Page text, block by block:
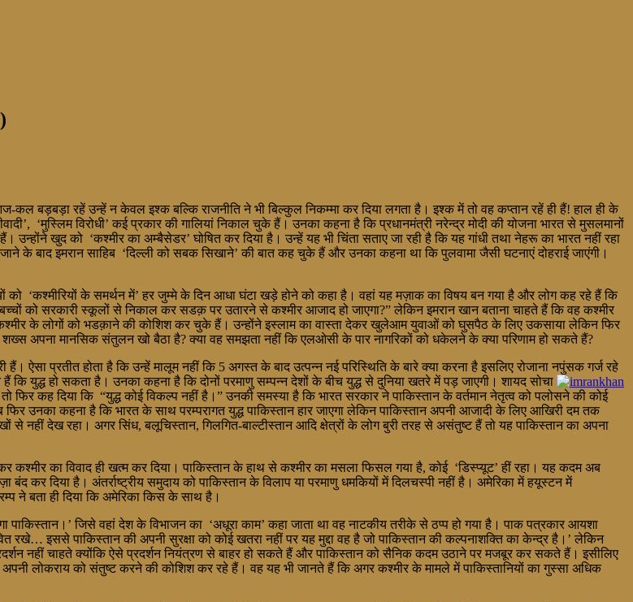
बड़बड़ा रहें उन्हें न केवल इश्क बल्कि राजनीति ने भी बिल्कुल निकम्मा कर दिया लगता है। इश्क में तो वह कप्तान रहें ही हैं! हाल ही के
‘मुस्लिम विरोधी’ कई प्रकार की गालियां निकाल चुके हैं। उनका कहना है कि प्रधानमंत्री नरेन्द्र मोदी की योजना भारत से मुसलमानों
खुद को ‘कश्मीर का अम्बैसेडर’ घोषित कर दिया है। उन्हें यह भी चिंता सताए जा रही है कि यह गांधी तथा नेहरू का भारत नहीं रहा
के बाद इमरान साहिब ‘दिल्ली को सबक सिखाने’ की बात कह चुके हैं और उनका कहना था कि पुलवामा जैसी घटनाएं दोहराई जाएंगी।
को ‘कश्मीरियों के समर्थन में’ हर जुम्मे के दिन आधा घंटा खड़े होने को कहा है। वहां यह मज़ाक का विषय बन गया है और लोग कह रहे हैं कि
को सरकारी स्कूलों से निकाल कर सडक़ पर उतारने से कश्मीर आजाद हो जाएगा?” लेकिन इमरान खान बताना चाहते हैं कि वह कश्मीर
के लोगों को भडक़ाने की कोशिश कर चुके हैं। उन्होंने इस्लाम का वास्ता देकर खुलेआम युवाओं को घुसपैठ के लिए उकसाया लेकिन फिर
अपना मानसिक संतुलन खो बैठा है? क्या वह समझता नहीं कि एलओसी के पार नागरिकों को धकेलने के क्या परिणाम हो सकते हैं?
ऐसा प्रतीत होता है कि उन्हें मालूम नहीं कि 5 अगस्त के बाद उत्पन्न नई परिस्थिति के बारे क्या करना है इसलिए रोजाना नपुंसक गर्ज रहे
युद्ध हो सकता है। उनका कहना है कि दोनों परमाणु सम्पन्न देशों के बीच युद्ध से दुनिया खतरे में पड़ जाएगी। शायद सोचा
फिर कह दिया कि “युद्ध कोई विकल्प नहीं है।” उनकी समस्या है कि भारत सरकार ने पाकिस्तान के वर्तमान नेतृत्व को पलोसने की कोई
फिर उनका कहना है कि भारत के साथ परम्परागत युद्ध पाकिस्तान हार जाएगा लेकिन पाकिस्तान अपनी आजादी के लिए आखिरी दम तक
देख रहा। अगर सिंध, बलूचिस्तान, गिलगित-बाल्टीस्तान आदि क्षेत्रों के लोग बुरी तरह से असंतुष्ट हैं तो यह पाकिस्तान का अपना
कश्मीर का विवाद ही खत्म कर दिया। पाकिस्तान के हाथ से कश्मीर का मसला फिसल गया है, कोई ‘डिस्प्यूट’ हीं रहा। यह कदम अब
बंद कर दिया है। अंतर्राष्ट्रीय समुदाय को पाकिस्तान के विलाप या परमाणु धमकियों में दिलचस्पी नहीं है। अमेरिका में हयूस्टन में
ने बता ही दिया कि अमेरिका किस के साथ है।
जिसे वहां देश के विभाजन का ‘अधूरा काम’ कहा जाता था वह नाटकीय तरीके से ठप्प हो गया है। पाक पत्रकार आयशा
इससे पाकिस्तान की अपनी सुरक्षा को कोई खतरा नहीं पर यह मुद्दा वह है जो पाकिस्तान की कल्पनाशक्ति का केन्द्र है।’ लेकिन
नहीं चाहते क्योंकि ऐसे प्रदर्शन नियंत्रण से बाहर हो सकते हैं और पाकिस्तान को सैनिक कदम उठाने पर मजबूर कर सकते हैं। इसीलिए
अपनी लोकराय को संतुष्ट करने की कोशिश कर रहे हैं। वह यह भी जानते हैं कि अगर कश्मीर के मामले में पाकिस्तानियों का गुस्सा अधिक